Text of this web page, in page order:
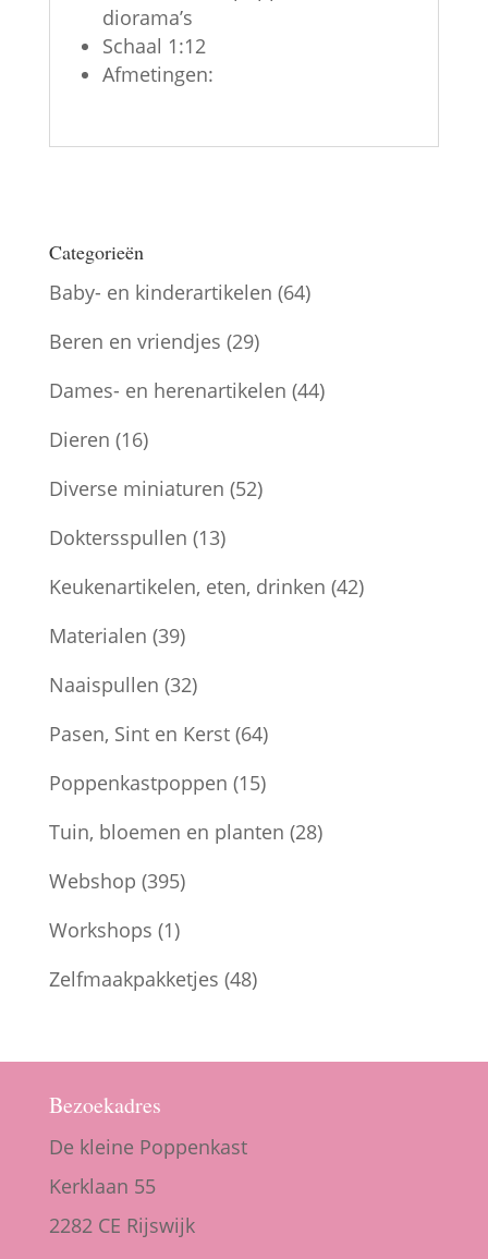
diorama’s
Schaal 1:12
Afmetingen:
Categorieën
Baby- en kinderartikelen (64)
Beren en vriendjes (29)
Dames- en herenartikelen (44)
Dieren (16)
Diverse miniaturen (52)
Doktersspullen (13)
Keukenartikelen, eten, drinken (42)
Materialen (39)
Naaispullen (32)
Pasen, Sint en Kerst (64)
Poppenkastpoppen (15)
Tuin, bloemen en planten (28)
Webshop (395)
Workshops (1)
Zelfmaakpakketjes (48)
Bezoekadres
De kleine Poppenkast
Kerklaan 55
2282 CE Rijswijk